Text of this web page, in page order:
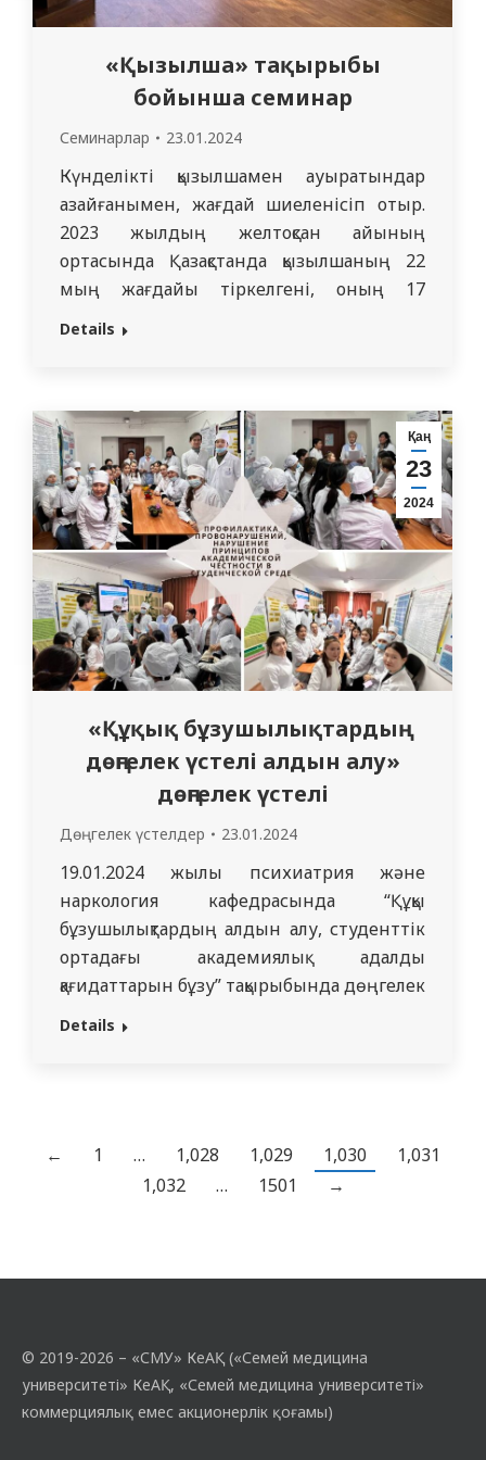
«Қызылша» тақырыбы
бойынша семинар
Семинарлар 23.01.2024
Күнделікті қызылшамен ауыратындар
азайғанымен, жағдай шиеленісіп отыр.
2023 жылдың желтоқсан айының
ортасында Қазақстанда қызылшаның 22
мың жағдайы тіркелгені, оның 17
мыңнан астамы балалар арасында екені
профессоры Шалгумбаева Г.М. . және ЖТД
кафедрасының ассистенті Сайдуалиев
Д.Н. жетекшілігімен, «Отбасылық
медицина» мамандығының 2 курс
резиденттері: Мұжанова А.С.,…
Details
Қаң
23
2024
«Құқық бұзушылықтардың
дөңгелек үстелі алдын алу»
дөңгелек үстелі
Дөңгелек үстелдер 23.01.2024
19.01.2024 жылы психиатрия және
наркология кафедрасында “Құқық
бұзушылықтардың алдын алу, студенттік
ортадағы академиялық адалдық
қағидаттарын бұзу” тақырыбында дөңгелек
үстел өткізілді. Ұйымдастырушылар:
және иммунология кафедрасының
доценті С.Б. Маукаева (кураторлық топ
Details
← 1 … 1,028 1,029 1,030
1,031
1,032
… 1501 →
© 2019-2026 – «СМУ» КеАҚ («Семей медицина
университеті» КеАҚ, «Семей медицина университеті»
коммерциялық емес акционерлік қоғамы)